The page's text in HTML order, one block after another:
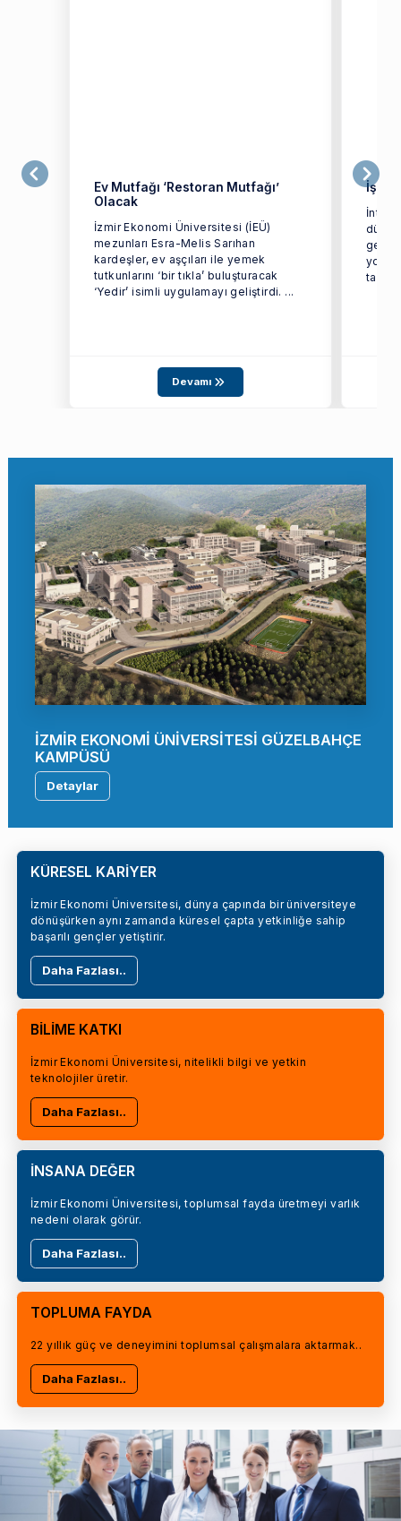
Ev Mutfağı ‘Restoran Mutfağı’
Olacak
İzmir Ekonomi Üniversitesi (İEÜ)
mezunları Esra-Melis Sarıhan
kardeşler, ev aşçıları ile yemek
tutkunlarını ‘bir tıkla’ buluşturacak
‘Yedir’ isimli uygulamayı geliştirdi. ...
Devamı
İş
İZMİR EKONOMİ ÜNİVERSİTESİ GÜZELBAHÇE
KAMPÜSÜ
Detaylar
KÜRESEL KARİYER
İzmir Ekonomi Üniversitesi, dünya çapında bir üniversiteye
dönüşürken aynı zamanda küresel çapta yetkinliğe sahip
başarılı gençler yetiştirir.
Daha Fazlası..
BİLİME KATKI
İzmir Ekonomi Üniversitesi, nitelikli bilgi ve yetkin
teknolojiler üretir.
Daha Fazlası..
İNSANA DEĞER
İzmir Ekonomi Üniversitesi, toplumsal fayda üretmeyi varlık
nedeni olarak görür.
Daha Fazlası..
TOPLUMA FAYDA
22 yıllık güç ve deneyimini toplumsal çalışmalara aktarmak..
Daha Fazlası..